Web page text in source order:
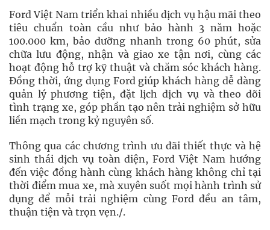
Ford Việt Nam triển khai nhiều dịch vụ hậu mãi theo
tiêu chuẩn toàn cầu như bảo hành 3 năm hoặc
100.000 km, bảo dưỡng nhanh trong 60 phút, sửa
chữa lưu động, nhận và giao xe tận nơi, cùng các
hoạt động hỗ trợ kỹ thuật và chăm sóc khách hàng.
Đồng thời, ứng dụng Ford giúp khách hàng dễ dàng
quản lý phương tiện, đặt lịch dịch vụ và theo dõi
tình trạng xe, góp phần tạo nên trải nghiệm sở hữu
liền mạch trong kỷ nguyên số.
Thông qua các chương trình ưu đãi thiết thực và hệ
sinh thái dịch vụ toàn diện, Ford Việt Nam hướng
đến việc đồng hành cùng khách hàng không chỉ tại
thời điểm mua xe, mà xuyên suốt mọi hành trình sử
dụng để mỗi trải nghiệm cùng Ford đều an tâm,
thuận tiện và trọn vẹn./.